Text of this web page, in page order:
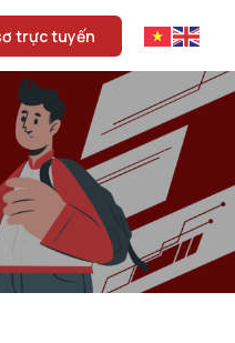
trực tuyến